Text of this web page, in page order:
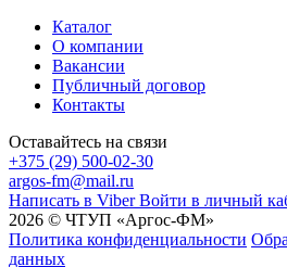
Каталог
О компании
Вакансии
Публичный договор
Контакты
Оставайтесь на связи
+375 (29) 500-02-30
argos-fm@mail.ru
Написать в Viber Войти в личный
2026 © ЧТУП «Аргос-ФМ»
Политика конфиденциальности
данных